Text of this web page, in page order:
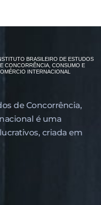
de Concor­rência,
é uma
criada em